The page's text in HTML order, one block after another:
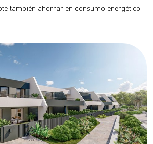
también ahorrar en consumo energético.